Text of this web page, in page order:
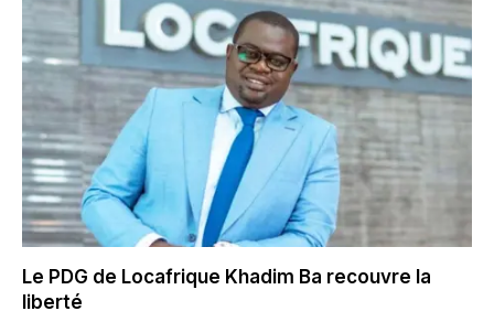
Le PDG de Locafrique Khadim Ba recouvre la
liberté